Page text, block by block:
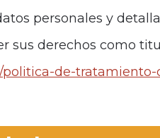
personales y
sus derechos como
politica-de-tratamiento-